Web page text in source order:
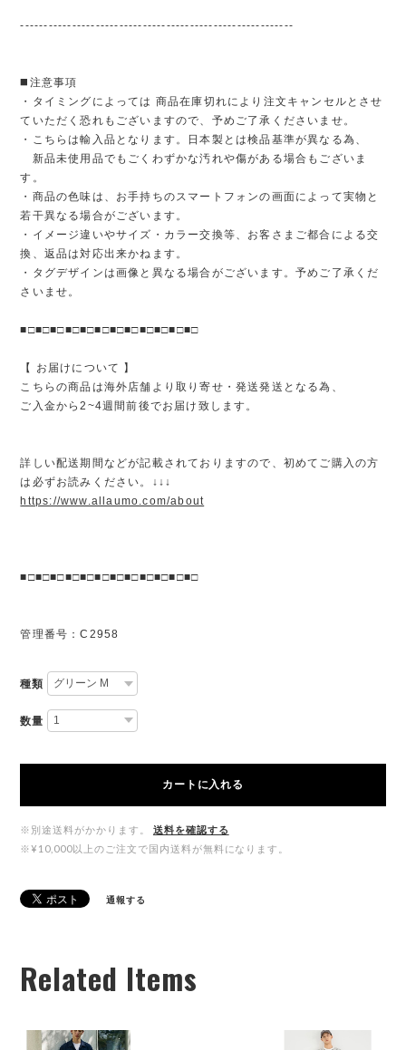
----------------------------------------------------------
◼️注意事項
・タイミングによっては 商品在庫切れにより注文キャンセルとさせ
ていただく恐れもございますので、予めご了承くださいませ。
・こちらは輸入品となります。日本製とは検品基準が異なる為、
新品未使用品でもごくわずかな汚れや傷がある場合もございま
す。
・商品の色味は、お手持ちのスマートフォンの画面によって実物と
若干異なる場合がございます。
・イメージ違いやサイズ・カラー交換等、お客さまご都合による交
換、返品は対応出来かねます。
・タグデザインは画像と異なる場合がございます。予めご了承くだ
さいませ。
■□■□■□■□■□■□■□■□■□■□■□■□
【 お届けについて 】
こちらの商品は海外店舗より取り寄せ・発送発送となる為、
ご入金から2~4週間前後でお届け致します。
詳しい配送期間などが記載されておりますので、初めてご購入の方
は必ずお読みください。↓↓↓
https://www.allaumo.com/about
■□■□■□■□■□■□■□■□■□■□■□■□
管理番号：C2958
種類
数量
カートに入れる
※別途送料がかかります。
送料を確認する
※¥10,000以上のご注文で国内送料が無料になります。
通報する
Related Items